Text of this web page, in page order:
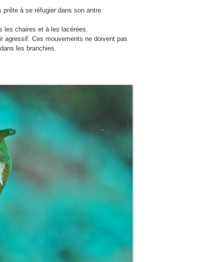
à se réfugier dans son antre.
les chaires et à les lacérées.
agressif. Ces mouvements ne doivent pas
les branchies.